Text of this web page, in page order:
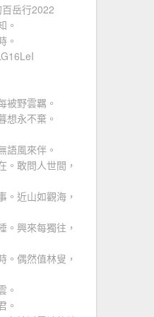
岳行2022
。
。
被野雲羈。
想永不棄。
語風來伴。
。敢問人世間，
。近山如觀海，
。興來每獨往，
。偶然值林叟，
。
。